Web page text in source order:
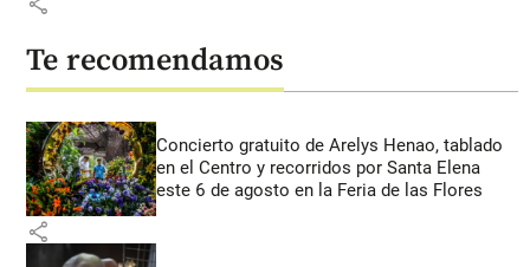
Te recomendamos
Concierto gratuito de Arelys Henao, tablado
en el Centro y recorridos por Santa Elena
este 6 de agosto en la Feria de las Flores
share